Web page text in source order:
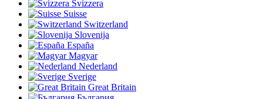
Svizzera
Suisse
Switzerland
Slovenija
España
Magyar
Nederland
Sverige
Great Britain